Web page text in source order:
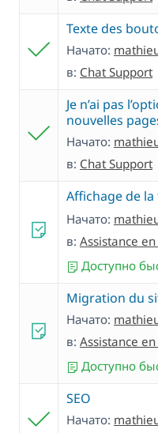
Texte des
Начато:
в: Chat Support
Je n’ai pas
nouvelles
Начато:
в: Chat Support
Affichage de
Начато:
в: Assistance
Доступно
Migration du
Начато:
в: Assistance
Доступно
SEO
Начато: